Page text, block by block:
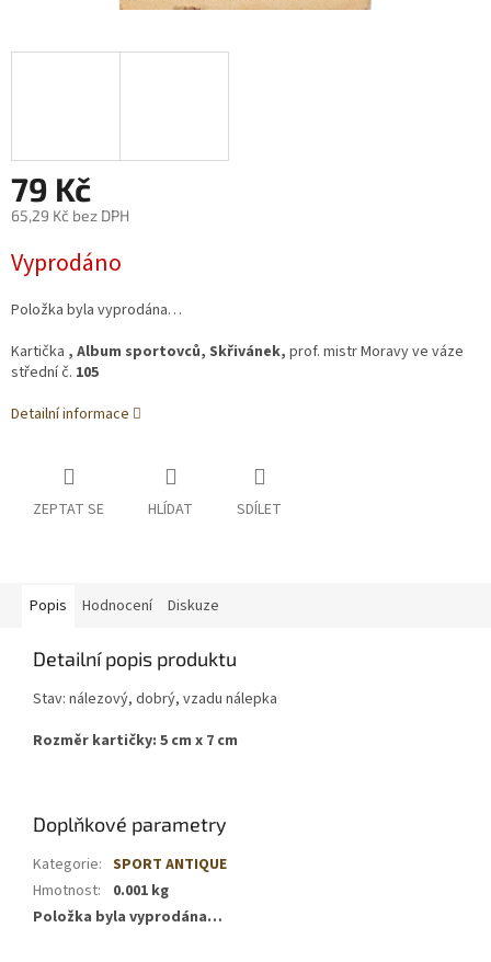
79 Kč
65,29 Kč bez DPH
cena:
Vyprodáno
Položka byla vyprodána…
Kartička , Album sportovců, Skřivánek, prof. mistr Moravy ve váze
středníč. 105
Detailní informace
ZEPTAT SE HLÍDAT SDÍLET
Popis Hodnocení Diskuze
Detailní popis produktu
Stav: nálezový, dobrý, vzadu nálepka
Rozměr kartičky: 5 cm x 7 cm
Doplňkové parametry
Kategorie: SPORT ANTIQUE
Hmotnost:
0.001 kg
Položka byla vyprodána…